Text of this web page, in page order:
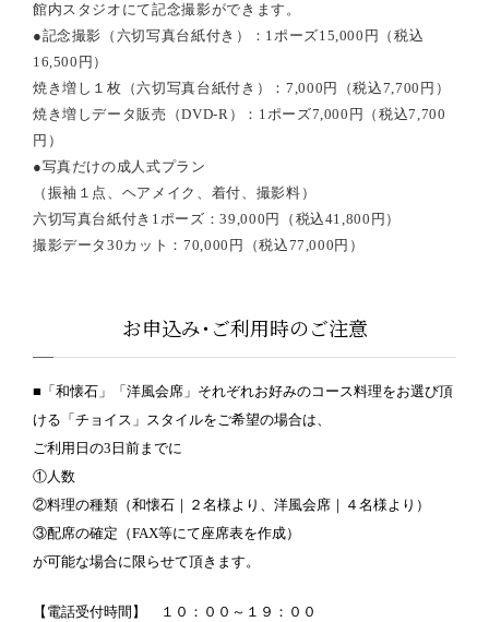
館内スタジオにて記念撮影ができます。
●記念撮影（六切写真台紙付き）：1ポーズ15,000円（税込
16,500円）
焼き増し１枚（六切写真台紙付き）：7,000円（税込7,700円）
焼き増しデータ販売（DVD-R）：1ポーズ7,000円（税込7,700
円）
●写真だけの成人式プラン
（振袖１点、ヘアメイク、着付、撮影料）
六切写真台紙付き1ポーズ：39,000円（税込41,800円）
撮影データ30カット：70,000円（税込77,000円）
お申込み･ご利用時のご注意
■「和懐石」「洋風会席」それぞれお好みのコース料理をお選び頂
ける「チョイス」スタイルをご希望の場合は、
ご利用日の3日前までに
①人数
②料理の種類（和懐石｜２名様より、洋風会席｜４名様より）
③配席の確定（FAX等にて座席表を作成）
が可能な場合に限らせて頂きます。
【電話受付時間】 １０：００～１９：００